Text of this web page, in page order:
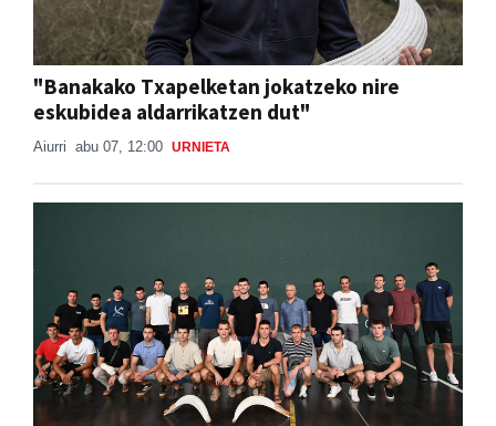
"Banakako Txapelketan jokatzeko nire
eskubidea aldarrikatzen dut"
Aiurri abu 07, 12:00 URNIETA